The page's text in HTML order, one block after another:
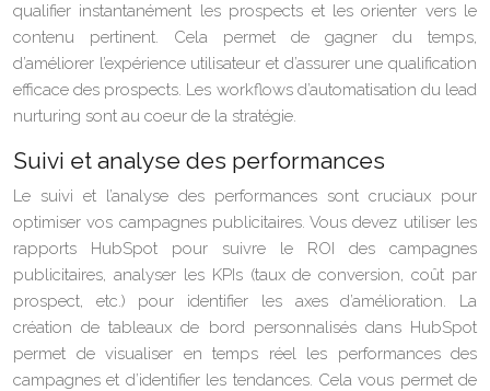
qualifier instantanément les prospects et les orienter vers le
contenu pertinent. Cela permet de gagner du temps,
d’améliorer l’expérience utilisateur et d’assurer une qualification
efficace des prospects. Les workflows d’automatisation du lead
nurturing sont au coeur de la stratégie.
Suivi et analyse des performances
Le suivi et l’analyse des performances sont cruciaux pour
optimiser vos campagnes publicitaires. Vous devez utiliser les
rapports HubSpot pour suivre le ROI des campagnes
publicitaires, analyser les KPIs (taux de conversion, coût par
prospect, etc.) pour identifier les axes d’amélioration. La
création de tableaux de bord personnalisés dans HubSpot
permet de visualiser en temps réel les performances des
campagnes et d’identifier les tendances. Cela vous permet de